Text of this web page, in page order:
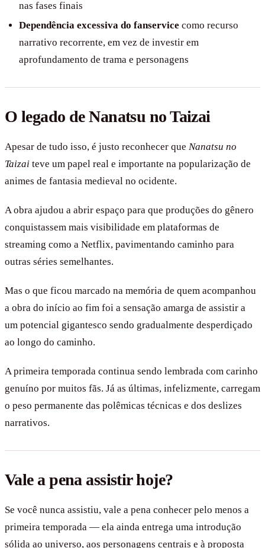
nas fases finais
Dependência excessiva do fanservice como recurso
narrativo recorrente, em vez de investir em
aprofundamento de trama e personagens
O legado de Nanatsu no Taizai
Apesar de tudo isso, é justo reconhecer que Nanatsu no
Taizai teve um papel real e importante na popularização de
animes de fantasia medieval no ocidente.
A obra ajudou a abrir espaço para que produções do gênero
conquistassem mais visibilidade em plataformas de
streaming como a Netflix, pavimentando caminho para
outras séries semelhantes.
Mas o que ficou marcado na memória de quem acompanhou
a obra do início ao fim foi a sensação amarga de assistir a
um potencial gigantesco sendo gradualmente desperdiçado
ao longo do caminho.
A primeira temporada continua sendo lembrada com carinho
genuíno por muitos fãs. Já as últimas, infelizmente, carregam
o peso permanente das polêmicas técnicas e dos deslizes
narrativos.
Vale a pena assistir hoje?
Se você nunca assistiu, vale a pena conhecer pelo menos a
primeira temporada — ela ainda entrega uma introdução
sólida ao universo, aos personagens centrais e à proposta